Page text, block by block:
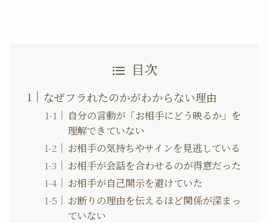
目次
なぜフラれたのかがわからない理由
自分の言動が「お相手にどう映るか」を
理解できていない
お相手の気持ちやサインを見逃している
お相手が会話を合わせるのが得意だった
お相手が自己開示を避けていた
お断りの理由を伝えるほど関係が深まっ
ていない